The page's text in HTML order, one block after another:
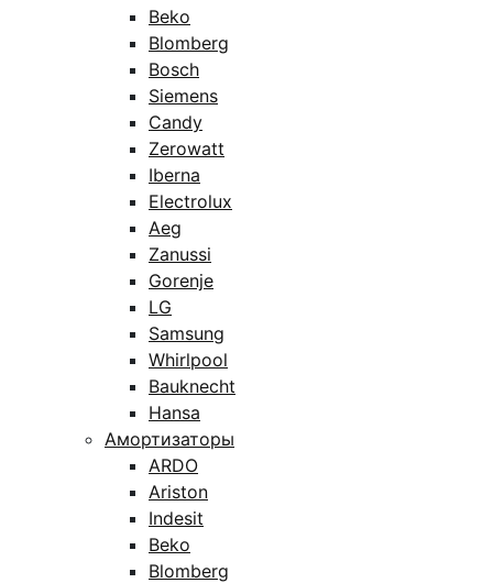
Beko
Blomberg
Bosch
Siemens
Candy
Zerowatt
Iberna
Electrolux
Aeg
Zanussi
Gorenje
LG
Samsung
Whirlpool
Bauknecht
Hansa
Амортизаторы
ARDO
Ariston
Indesit
Beko
Blomberg